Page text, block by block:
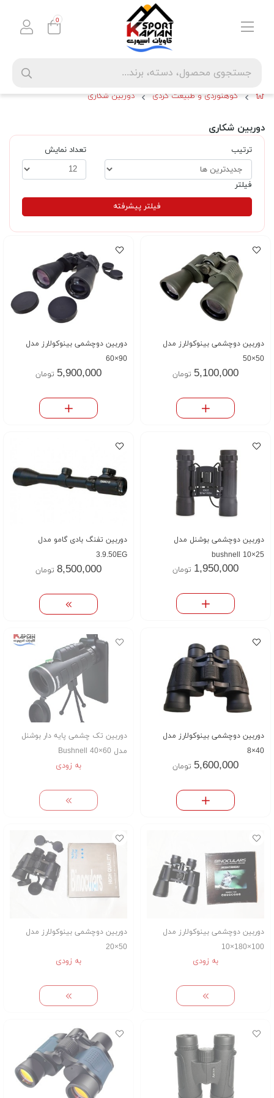
کوهنوردی و طبیعت گردی دوربین شکاری
دوربین شکاری
ترتیب تعداد نمایش
فیلتر
فیلتر پیشرفته
دوربین دوچشمی بینوکولارز مدل
50×50
5,100,000 تومان
دوربین دوچشمی بینوکولارز مدل
90×60
5,900,000 تومان
دوربین دوچشمی بوشنل مدل
bushnell 10×25
1,950,000 تومان
دوربین تفنگ بادی گامو مدل
3.9.50EG
8,500,000 تومان
دوربین دوچشمی بینوکولارز مدل
40×8
5,600,000 تومان
دوربین تک چشمی پایه دار بوشنل
مدل Bushnell 40×60
به زودی
دوربین دوچشمی بینوکولارز مدل
100×180×10
به زودی
دوربین دوچشمی بینوکولارز مدل
50×20
به زودی
0